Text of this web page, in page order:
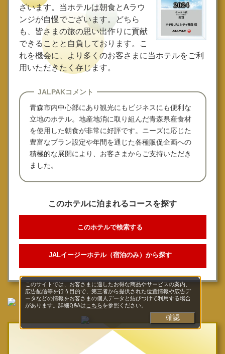
ざいます。当ホテルは朝食とAラウ
ンジが自慢でございます。どちら
も、皆さまの旅の思い出作りに貢献
できることと自負しております。こ
れを機会に、より多くのお客さまに当ホテルをご利
用いただきたく存じます。
JALPAKコメント
青森市内中心部にあり観光にもビジネスにも便利な
立地のホテル。地産地消に取り組んだ青森県産食材
を使用した朝食が非常に好評です。ニーズに応じた
豊富なプラン設定や年間を通じた各種販促企画への
積極的な展開により、お客さまからご支持いただき
ました。
このホテルに泊まれるコースを探す
このホテルで検索する
JALイージーホテル（宿泊のみ）から探す
このサイトでは、お客さまに適したお得な商品やサービスの案内、
広告配信等を行う目的で、第三者から提供された位置情報や広告デ
ータなどの情報をお客さまの個人データと結びつけて利用する場合
があります。詳細Q&Aはこちらを参照ください。
確認